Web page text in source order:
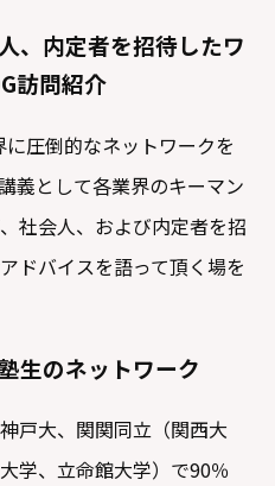
、内定者を招待したワ
訪問紹介
圧倒的なネットワークを
義として各業界のキーマン
社会人、および内定者を招
ドバイスを語って頂く場を
生のネットワーク
戸大、関関同立（関西大
学、立命館大学）で90％